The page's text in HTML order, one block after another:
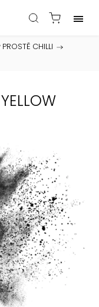
CHILLI /